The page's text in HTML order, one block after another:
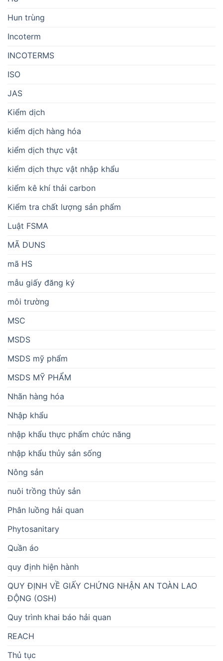
Hun trùng
Incoterm
INCOTERMS
ISO
JAS
Kiểm dịch
kiểm dịch hàng hóa
kiểm dịch thực vật
kiểm dịch thực vật nhập khẩu
kiểm kê khí thải carbon
Kiểm tra chất lượng sản phẩm
Luật FSMA
MÃ DUNS
mã HS
mẫu giấy đăng ký
môi trường
MSC
MSDS
MSDS mỹ phẩm
MSDS MỸ PHẨM
Nhãn hàng hóa
Nhập khẩu
nhập khẩu thực phẩm chức năng
nhập khẩu thủy sản sống
Nông sản
nuôi trồng thủy sản
Phân luồng hải quan
Phytosanitary
Quần áo
quy định hiện hành
QUY ĐỊNH VỀ GIẤY CHỨNG NHẬN AN TOÀN LAO
ĐỘNG (OSH)
Quy trình khai báo hải quan
REACH
Thủ tục